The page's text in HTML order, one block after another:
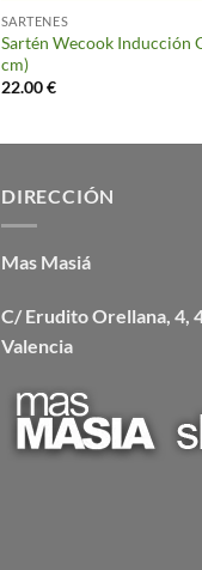
SARTENES
Sartén Wecook Inducción
cm)
22.00€
DIRECCIÓN
Mas Masiá
C/ Erudito Orellana, 4,
Valencia